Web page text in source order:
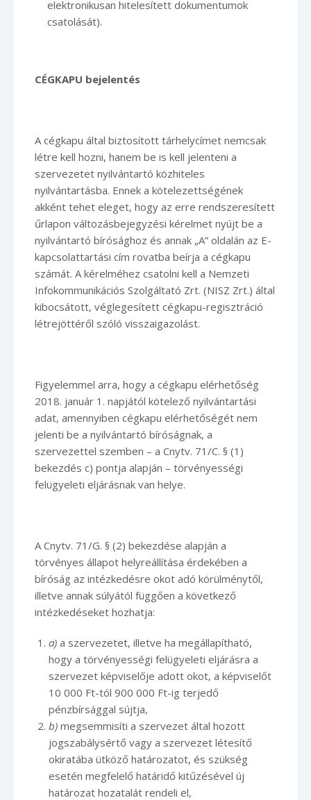
elektronikusan hitelesített dokumentumok
csatolását).
CÉGKAPU bejelentés
A cégkapu által biztosított tárhelycímet nemcsak
létre kell hozni, hanem be is kell jelenteni a
szervezetet nyilvántartó közhiteles
nyilvántartásba. Ennek a kötelezettségének
akként tehet eleget, hogy az erre rendszeresített
űrlapon változásbejegyzési kérelmet nyújt be a
nyilvántartó bírósághoz és annak „A” oldalán az E-
kapcsolattartási cím rovatba beírja a cégkapu
számát. A kérelméhez csatolni kell a Nemzeti
Infokommunikációs Szolgáltató Zrt. (NISZ Zrt.) által
kibocsátott, véglegesített cégkapu-regisztráció
létrejöttéről szóló visszaigazolást.
Figyelemmel arra, hogy a cégkapu elérhetőség
2018. január 1. napjától kötelező nyilvántartási
adat, amennyiben cégkapu elérhetőségét nem
jelenti be a nyilvántartó bíróságnak, a
szervezettel szemben – a Cnytv. 71/C. § (1)
bekezdés c) pontja alapján – törvényességi
felügyeleti eljárásnak van helye.
A Cnytv. 71/G. § (2) bekezdése alapján a
törvényes állapot helyreállítása érdekében a
bíróság az intézkedésre okot adó körülménytől,
illetve annak súlyától függően a következő
intézkedéseket hozhatja:
a) a szervezetet, illetve ha megállapítható,
hogy a törvényességi felügyeleti eljárásra a
szervezet képviselője adott okot, a képviselőt
10 000 Ft-tól 900 000 Ft-ig terjedő
pénzbírsággal sújtja,
b) megsemmisíti a szervezet által hozott
jogszabálysértő vagy a szervezet létesítő
okiratába ütköző határozatot, és szükség
esetén megfelelő határidő kitűzésével új
határozat hozatalát rendeli el,